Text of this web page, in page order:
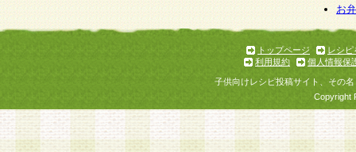
お
トップページ
レシピ
利用規約
個人情報保
子供向けレシピ投稿サイト、その
Copyright